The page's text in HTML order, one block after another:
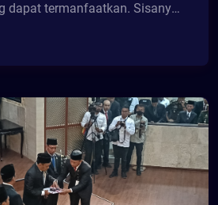
dapat termanfaatkan. Sisanya
harus dibuang menjadi